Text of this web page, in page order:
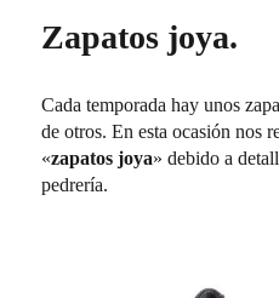
Zapatos joya.
Cada temporada hay unos
de otros. En esta ocasión nos
«zapatos joya» debido a
pedrería.